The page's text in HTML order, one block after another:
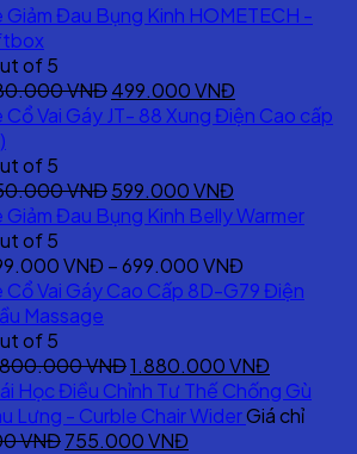
Giảm Đau Bụng Kinh HOMETECH -
of 5
VNĐOriginal
price
499.000VNĐ
price
Cổ Vai Gáy JT- 88 Xung Điện Cao cấp
of 5
VNĐOriginal
price
850.000 VNĐ.
599.000VNĐ
price
599.000
Giảm Đau Bụng Kinh Belly Warmer
of 5
VNĐ –699.000VNĐ
Cổ Vai Gáy Cao Cấp 8D-G79 Điện
Massage
of 5
VNĐOriginal
price
was:
2.800.000 VNĐ.
1.880.000VNĐ
price
is:
Học Điều Chỉnh Tư Thế Chống Gù
Lưng - Curble Chair WiderGiá chỉ
VNĐOriginal
755.000VNĐ